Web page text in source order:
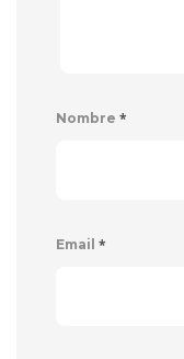
Nombre *
Email *